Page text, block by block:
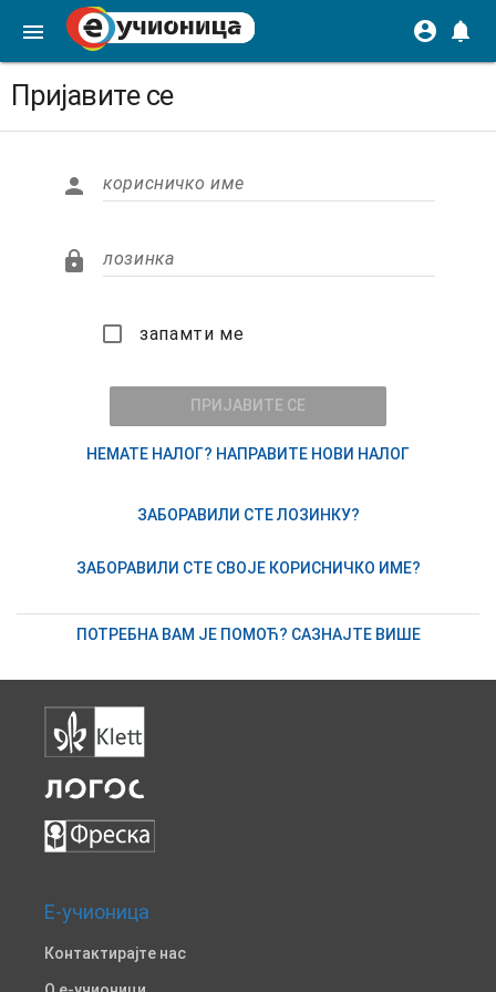
menu account_circle notifications
Пријавите се
 корисничко име
 лозинка
запамти ме
ПРИЈАВИТЕ СЕ
НЕМАТЕ НАЛОГ? НАПРАВИТЕ НОВИ НАЛОГ
ЗАБОРАВИЛИ СТЕ ЛОЗИНКУ?
ЗАБОРАВИЛИ СТЕ СВОЈЕ КОРИСНИЧКО ИМЕ?
ПОТРЕБНА ВАМ ЈЕ ПОМОЋ? САЗНАЈТЕ ВИШЕ
Е-учионица
Контактирајте нас